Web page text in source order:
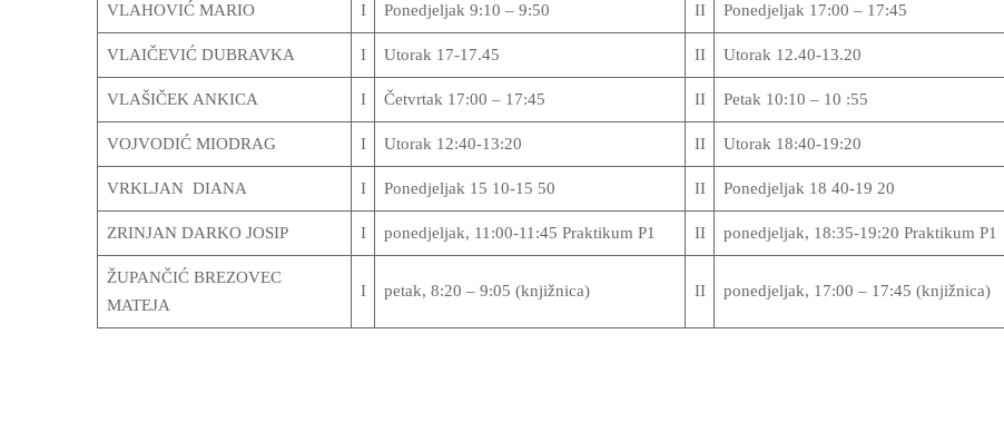
VLAHOVIĆ MARIO I Ponedjeljak 9:10 – 9:50 II Ponedjeljak 17:00 – 17:45
VLAIČEVIĆ DUBRAVKA I Utorak 17-17.45 II Utorak 12.40-13.20
VLAŠIČEK ANKICA I Četvrtak 17:00 – 17:45 II Petak 10:10 – 10 :55
VOJVODIĆ MIODRAG I Utorak 12:40-13:20 II Utorak 18:40-19:20
VRKLJAN DIANA I Ponedjeljak 15 10-15 50 II Ponedjeljak 18 40-19 20
ZRINJAN DARKO JOSIP I ponedjeljak, 11:00-11:45 Praktikum P1 II ponedjeljak, 18:35-19:20 Praktikum P1
ŽUPANČIĆ BREZOVEC
MATEJA
I petak, 8:20 – 9:05 (knjižnica) II ponedjeljak, 17:00 – 17:45 (knjižnica)